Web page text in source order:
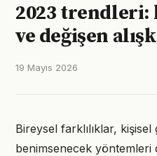
2023 trendleri:
ve değişen
19 Mayıs 2026
Bireysel farklılıklar,
benimsenecek